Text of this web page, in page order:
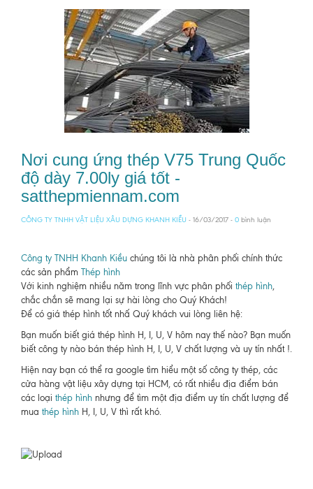
Nơi cung ứng thép V75 Trung Quốc
độ dày 7.00ly giá tốt -
satthepmiennam.com
CÔNG TY TNHH VẬT LIỆU XÂU DỰNG KHANH KIỀU - 16/03/2017 - 0 bình luận
Công ty TNHH Khanh Kiều chúng tôi là nhà phân phối chính thức
các sản phẩm Thép hình
Với kinh nghiệm nhiều năm trong lĩnh vực phân phối thép hình,
chắc chắn sẽ mang lại sự hài lòng cho Quý Khách!
Để có giá thép hình tốt nhấ Quý khách vui lòng liên hệ:
Bạn muốn biết giá thép hình H, I, U, V hôm nay thế nào? Bạn muốn
biết công ty nào bán thép hình H, I, U, V chất lượng và uy tín nhất !.
Hiện nay bạn có thể ra google tìm hiểu một số công ty thép, các
cửa hàng vật liệu xây dựng tại HCM, có rất nhiều địa điểm bán
các loại thép hình nhưng để tìm một địa điểm uy tín chất lượng để
mua thép hình H, I, U, V thì rất khó.